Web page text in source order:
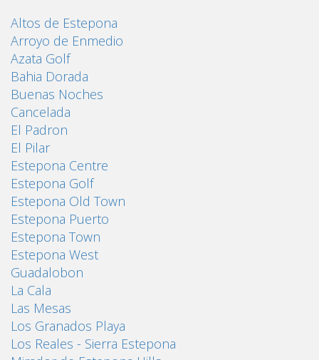
Altos de Estepona
Arroyo de Enmedio
Azata Golf
Bahia Dorada
Buenas Noches
Cancelada
El Padron
El Pilar
Estepona Centre
Estepona Golf
Estepona Old Town
Estepona Puerto
Estepona Town
Estepona West
Guadalobon
La Cala
Las Mesas
Los Granados Playa
Los Reales - Sierra Estepona